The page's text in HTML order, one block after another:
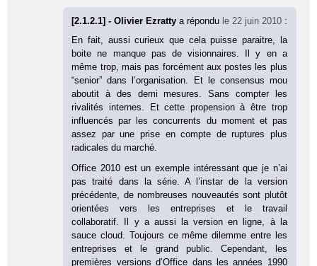
[2.1.2.1] - Olivier Ezrattya répondu le 22 juin 2010 :
En fait, aussi curieux que cela puisse paraitre, la
boite ne manque pas de visionnaires. Il y en a
même trop, mais pas forcément aux postes les plus
“senior” dans l’organisation. Et le consensus mou
aboutit à des demi mesures. Sans compter les
rivalités internes. Et cette propension à être trop
influencés par les concurrents du moment et pas
assez par une prise en compte de ruptures plus
radicales du marché.
Office 2010 est un exemple intéressant que je n’ai
pas traité dans la série. A l’instar de la version
précédente, de nombreuses nouveautés sont plutôt
orientées vers les entreprises et le travail
collaboratif. Il y a aussi la version en ligne, à la
sauce cloud. Toujours ce même dilemme entre les
entreprises et le grand public. Cependant, les
premières versions d’Office dans les années 1990